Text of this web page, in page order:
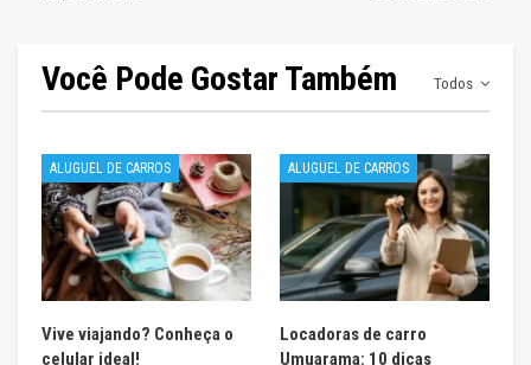
Todos
Você Pode Gostar Também
ALUGUEL DE CARROS
Vive viajando? Conheça o
celular ideal!
ALUGUEL DE CARROS
Locadoras de carro
Umuarama: 10 dicas